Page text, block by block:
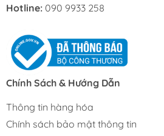
Hotline: 090 9933 258
Chính Sách & Hướng Dẫn
Thông tin hàng hóa
Chính sách bảo mật thông tin